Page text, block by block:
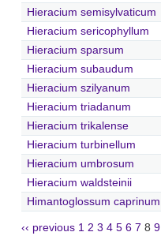
Hieracium semisylvaticum
Hieracium sericophyllum
Hieracium sparsum
Hieracium subaudum
Hieracium szilyanum
Hieracium triadanum
Hieracium trikalense
Hieracium turbinellum
Hieracium umbrosum
Hieracium waldsteinii
Himantoglossum caprinum
‹‹ previous 1 2 3 4 5 6 7 8 9